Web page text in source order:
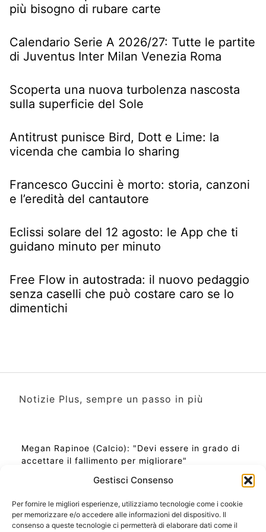
Gestisci Consenso
Per fornire le migliori esperienze, utilizziamo tecnologie come i cookie
per memorizzare e/o accedere alle informazioni del dispositivo. Il
consenso a queste tecnologie ci permetterà di elaborare dati come il
più bisogno di rubare carte
Calendario Serie A 2026/27: Tutte le partite
di Juventus Inter Milan Venezia Roma
Scoperta una nuova turbolenza nascosta
sulla superficie del Sole
Antitrust punisce Bird, Dott e Lime: la
vicenda che cambia lo sharing
Francesco Guccini è morto: storia, canzoni
e l’eredità del cantautore
Eclissi solare del 12 agosto: le App che ti
guidano minuto per minuto
Free Flow in autostrada: il nuovo pedaggio
senza caselli che può costare caro se lo
dimentichi
Notizie Plus, sempre un passo in più
Megan Rapinoe (Calcio): "Devi essere in grado di
accettare il fallimento per migliorare"
Ora Esatta in Italia in questo momento
Ti Senti Strano Ultimamente? Potrebbe Essere per